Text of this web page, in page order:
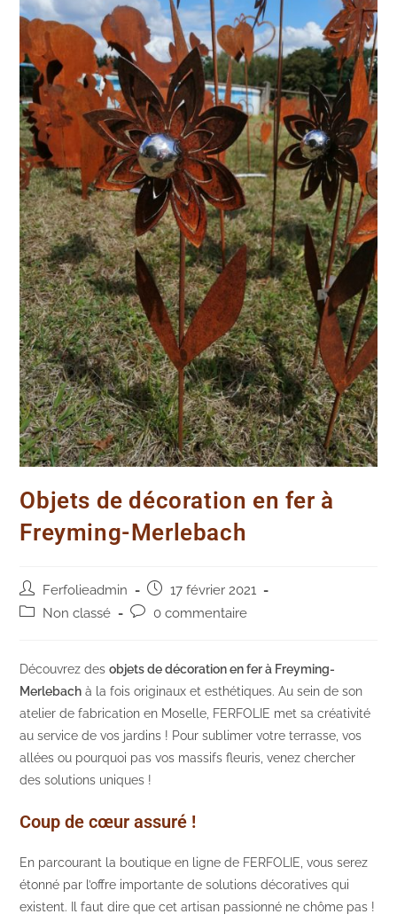
Objets de décoration en fer à
Freyming-Merlebach
Auteur/autrice
de
Ferfolieadmin
Post
published:
17 février 2021
PostNon classé
Post0 commentaire
Découvrez desobjets de décoration en fer à Freyming-
Merlebach à la fois originaux et esthétiques. Au sein de son
atelier de fabrication en Moselle, FERFOLIE met sa créativité
au service de vos jardins ! Pour sublimer votre terrasse, vos
allées ou pourquoi pas vos massifs fleuris, venez chercher
des solutions uniques !
Coup de cœur assuré !
En parcourant la boutique en ligne de FERFOLIE, vous serez
étonné par l’offre importante de solutions décoratives qui
existent. Il faut dire que cet artisan passionné ne chôme pas !